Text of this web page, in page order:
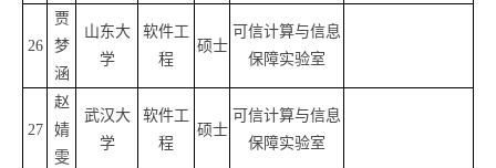
26
贾
梦
涵
山东大
学
软件工
程
硕士
可信计算与信息
保障实验室
27
赵
婧
雯
武汉大
学
软件工
程
硕士
可信计算与信息
保障实验室